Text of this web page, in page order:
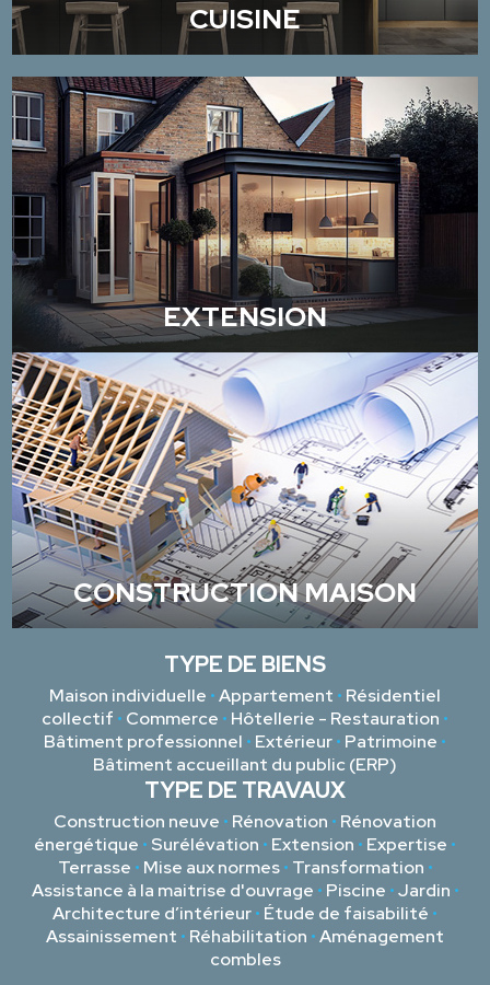
CUISINE
EXTENSION
CONSTRUCTION MAISON
TYPE DE BIENS
Maison individuelle •Appartement • Résidentiel
collectif • Commerce • Hôtellerie - Restauration •
Bâtiment professionnel • Extérieur• Patrimoine •
Bâtiment accueillant du public (ERP)
TYPE DE TRAVAUX
Construction neuve • Rénovation • Rénovation
énergétique • Surélévation • Extension • Expertise •
Terrasse • Mise aux normes • Transformation •
Assistance à la maitrise d'ouvrage • Piscine •Jardin •
Architecture d’intérieur• Étude de faisabilité •
Assainissement • Réhabilitation •Aménagement
combles